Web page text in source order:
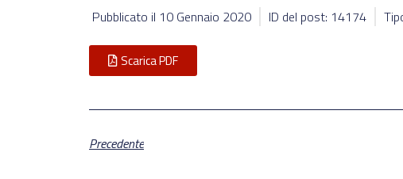
Pubblicato il 10 Gennaio 2020 ID del post: 14174
Scarica PDF
Precedente